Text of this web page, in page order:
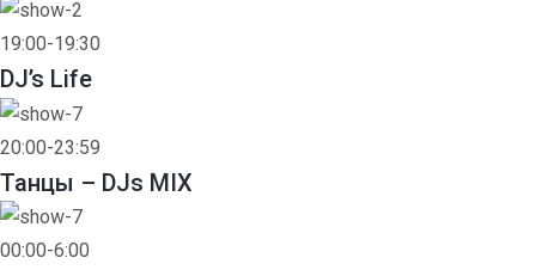
19:00-19:30
DJ’s Life
20:00-23:59
Танцы – DJs MIX
00:00-6:00